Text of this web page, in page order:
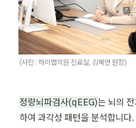
(사진 : 하이맵의원 진료실, 김혜연 원장)
정량뇌파검사(qEEG)는 뇌의
하여 과각성 패턴을 분석합니다